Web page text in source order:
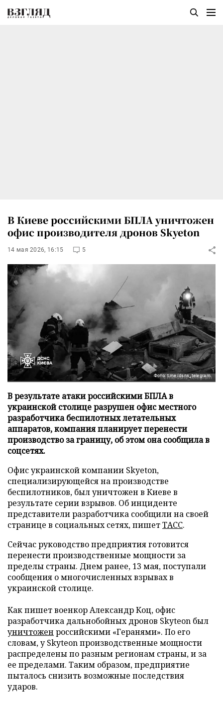
В Киеве российскими БПЛА уничтожен
офис производителя дронов Skyeton
14 мая 2026, 16:15 5
Фото: t.me/dsns_telegram
В результате атаки российскими БПЛА в
украинской столице разрушен офис местного
разработчика беспилотных летательных
аппаратов, компания планирует перенести
производство за границу, об этом она сообщила в
соцсетях.
Офис украинской компании Skyeton,
специализирующейся на производстве
беспилотников, был уничтожен в Киеве в
результате серии взрывов. Об инциденте
представители разработчика сообщили на своей
странице в социальных сетях, пишетТАСС.
Сейчас руководство предприятия готовится
перенести производственные мощности за
пределы страны. Днем ранее, 13 мая, поступали
сообщения о многочисленных взрывах в
украинской столице.
Как пишет военкор Александр Коц, офис
разработчика дальнобойных дронов Skyteon был
уничтожен российскими «Геранями». По его
словам, у Skyteon производственные мощности
распределены по разным регионам страны, и за
ее пределами. Таким образом, предприятие
пыталось снизить возможные последствия
ударов.